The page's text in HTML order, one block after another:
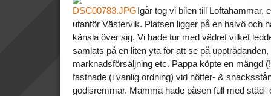
Igår tog vi bilen till Loftahammar,
utanför Västervik. Platsen ligger på en halvö och
känsla över sig. Vi hade tur med vädret vilket
samlats på en liten yta för att se på
marknadsförsäljning etc. Pappa köpte en mängd
fastnade (i vanlig ordning) vid nötter- &
godisremmar. Mamma hade påsen full med städ-